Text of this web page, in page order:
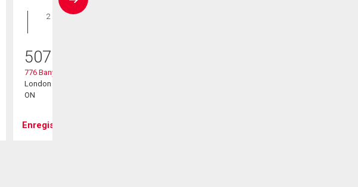
rangée
2 CAC , 3
507 876
776 Banyan Lane
London North (North E ...,
ON
Enregistrer